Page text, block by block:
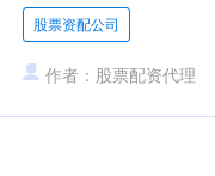
股票资配公司
作者：股票配资代理